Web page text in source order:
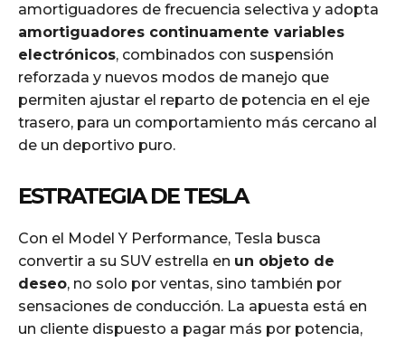
amortiguadores de frecuencia selectiva y adopta
amortiguadores continuamente variables
electrónicos, combinados con suspensión
reforzada y nuevos modos de manejo que
permiten ajustar el reparto de potencia en el eje
trasero, para un comportamiento más cercano al
de un deportivo puro.
ESTRATEGIA DE TESLA
Con el Model Y Performance, Tesla busca
convertir a su SUV estrella en un objeto de
deseo, no solo por ventas, sino también por
sensaciones de conducción. La apuesta está en
un cliente dispuesto a pagar más por potencia,